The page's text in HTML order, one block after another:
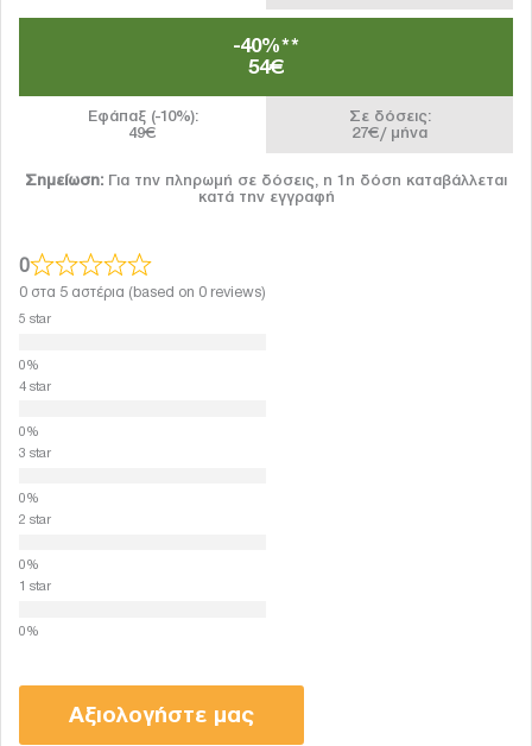
-40%**
54€
Εφάπαξ (-10%):
49€
Σε δόσεις:
27€/ μήνα
Σημείωση: Για την πληρωμή σε δόσεις, η 1η δόση καταβάλλεται
κατά την εγγραφή
0
0 στα 5 αστέρια (based on 0 reviews)
5 star
4 star
3 star
2 star
1 star
Αξιολογήστε μας